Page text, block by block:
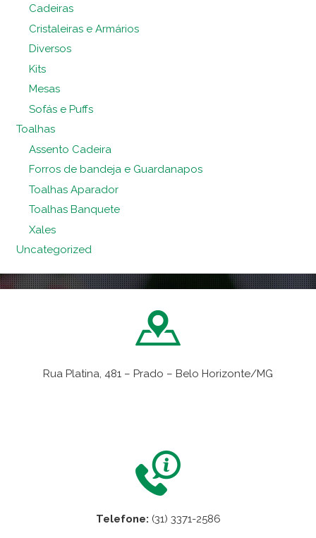
Cadeiras
Cristaleiras e Armários
Diversos
Kits
Mesas
Sofás e Puffs
Toalhas
Assento Cadeira
Forros de bandeja e Guardanapos
Toalhas Aparador
Toalhas Banquete
Xales
Uncategorized
Rua Platina, 481 – Prado – Belo Horizonte/MG
Telefone: (31) 3371-2586